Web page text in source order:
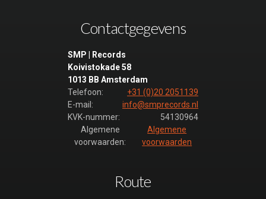
Contactgegevens
SMP | Records
Koivistokade 58
1013 BB Amsterdam
Telefoon:
+31 (0)20 2051139
E-mail:
info@smprecords.nl
KVK-nummer:
54130964
Algemene
voorwaarden:
Algemene
voorwaarden
Route